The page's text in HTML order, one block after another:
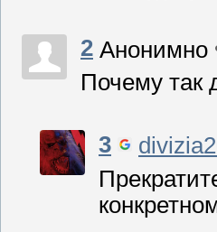
2 Анонимно
Почему так
3